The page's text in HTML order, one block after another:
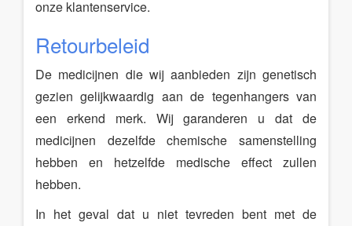
onze klantenservice.
Retourbeleid
De medicijnen die wij aanbieden zijn genetisch
gezien gelijkwaardig aan de tegenhangers van
een erkend merk. Wij garanderen u dat de
medicijnen dezelfde chemische samenstelling
hebben en hetzelfde medische effect zullen
hebben.
In het geval dat u niet tevreden bent met de